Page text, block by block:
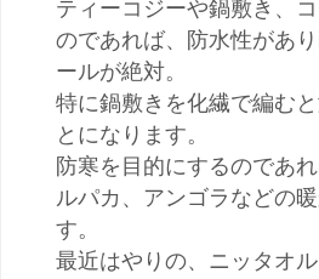
ティーコジーや鍋敷き、
のであれば、防水性があ
ールが絶対。
特に鍋敷きを化繊で編む
とになります。
防寒を目的にするのであ
ルパカ、アンゴラなどの
す。
最近はやりの、ニッタオ